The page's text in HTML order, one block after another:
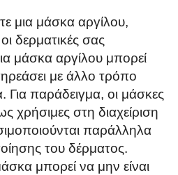
μια μάσκα αργίλου,
οι δερματικές σας
μάσκα αργίλου μπορεί
με άλλο τρόπο
παράδειγμα, οι μάσκες
χρήσιμες στη διαχείριση
παράλληλα
του δέρματος.
μπορεί να μην είναι